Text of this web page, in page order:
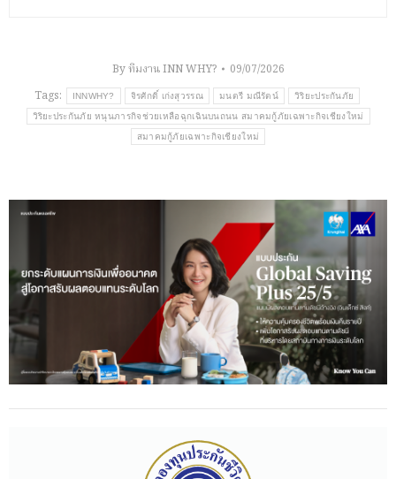
Byทีมงาน INN WHY?
09/07/2026
Tags:
INNWHY? จิรศักดิ์ เก่งสุวรรณ มนตรี มณีรัตน์ วิริยะประกันภัย
วิริยะประกันภัย หนุนภารกิจช่วยเหลือฉุกเฉินบนถนน สมาคมกู้ภัยเฉพาะกิจเชียงใหม่
สมาคมกู้ภัยเฉพาะกิจเชียงใหม่